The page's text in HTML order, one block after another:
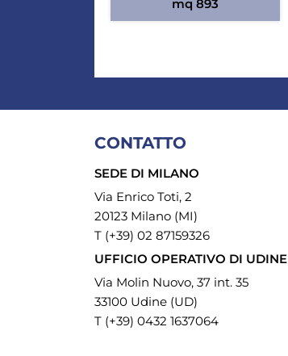
mq 893
CONTATTO
SEDE DI MILANO
Via Enrico Toti, 2
20123 Milano (MI)
T (+39) 02 87159326
UFFICIO OPERATIVO DI UDINE
Via Molin Nuovo, 37 int. 35
33100 Udine (UD)
T (+39) 0432 1637064